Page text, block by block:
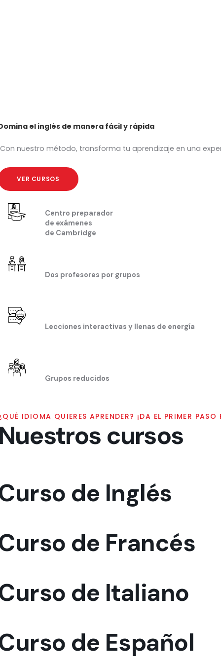
el inglés de manera fácil y rápida
nuestro método, transforma tu aprendizaje en una
VER CURSOS
Centro preparador
de exámenes
de Cambridge
Dos profesores por grupos
Lecciones interactivas y llenas de energía
Grupos reducidos
IDIOMA QUIERES APRENDER? ¡DA EL PRIMER
cursos
de Inglés
de Francés
de Italiano
de Español